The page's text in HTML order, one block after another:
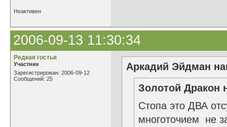
Неактивен
2006-09-13 11:30:34
Редкая гостья
Участник
Зарегистрирован: 2006-09-12
Сообщений: 25
Аркадий Эйдман
Золотой Дракон
Стопа это ДВА
многоточием не